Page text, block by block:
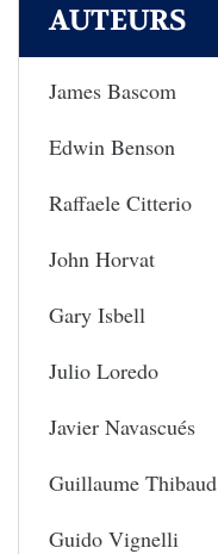
AUTEURS
James Bascom
Edwin Benson
Raffaele Citterio
John Horvat
Gary Isbell
Julio Loredo
Javier Navascués
Guillaume Thibaud
Guido Vignelli